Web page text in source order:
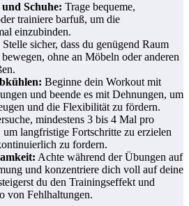
Schuhe: Trage bequeme,
trainiere barfuß, um die
einzubinden.
Stelle sicher, dass du genügend Raum
ohne an Möbeln oder anderen
Beginne dein Workout mit
und beende es mit Dehnungen, um
und die Flexibilität zu fördern.
mindestens 3 bis 4 Mal pro
langfristige Fortschritte zu erzielen
zu fordern.
Achte während der Übungen auf
und konzentriere dich voll auf deine
du den Trainingseffekt und
von Fehlhaltungen.